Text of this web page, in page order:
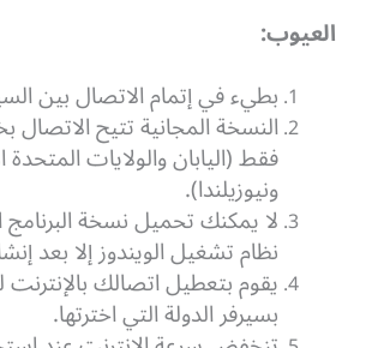
العيوب:
بطيء في إتمام الاتصال بين
النسخة المجانية تتيح الاتصال
فقط (اليابان والولايات المتحدة
ونيوزيلندا).
لا يمكنك تحميل نسخة
نظام تشغيل الويندوز إلا بعد
يقوم بتعطيل اتصالك
بسيرفر الدولة التي اخترتها.